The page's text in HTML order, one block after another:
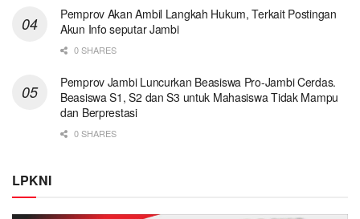
Pemprov Akan Ambil Langkah Hukum, Terkait Postingan
Akun Info seputar Jambi
0 SHARES
Pemprov Jambi Luncurkan Beasiswa Pro-Jambi Cerdas.
Beasiswa S1, S2 dan S3 untuk Mahasiswa Tidak Mampu
dan Berprestasi
0 SHARES
LPKNI